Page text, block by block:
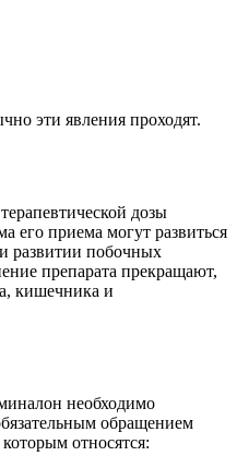
эти явления проходят.
дозы
его приема могут развиться
развитии побочных
препарата прекращают,
кишечника и
необходимо
обращением
относятся: